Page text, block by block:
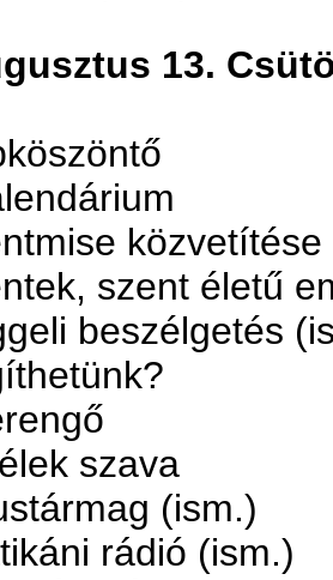
13.
közvetítése
szent életű
beszélgetés
szava
(ism.)
rádió (ism.)